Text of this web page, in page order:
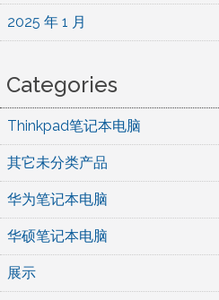
2025 年 1 月
Categories
Thinkpad笔记本电脑
其它未分类产品
华为笔记本电脑
华硕笔记本电脑
展示